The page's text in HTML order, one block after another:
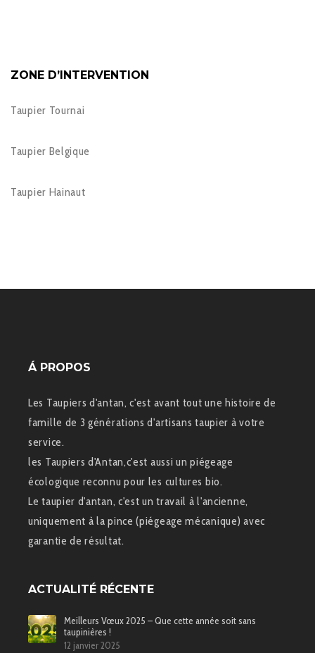
ZONE D’INTERVENTION
Taupier Tournai
Taupier Belgique
Taupier Hainaut
Á PROPOS
Les Taupiers d'antan, c'est avant tout une histoire de
famille de 3 générations d'artisans taupier à votre
service.
les Taupiers d'Antan,c'est aussi un piégeage
écologique reconnu pour les cultures bio.
Le taupier d'antan, c'est un travail à l'ancienne,
uniquement à la pince (piégeage mécanique) avec
garantie de résultat.
ACTUALITÉ RÉCENTE
Meilleurs Vœux 2025 – Que cette année soit sans
taupinières !
12 janvier 2025